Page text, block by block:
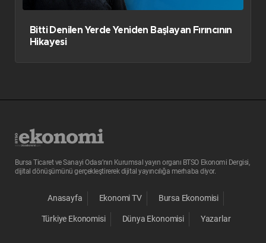
Bitti Denilen Yerde Yeniden Başlayan Fırıncının
Hikayesi
Bursa Ticaret ve Sanayi Odası’nın Kurumsal yayın organı BTSO Ekonomi Dergisi,
dijital dönüşümünü gerçekleştirerek dijital yayıncılığa merhaba diyor.
Anasayfa Ekonomi TV Bursa Ekonomisi
Türkiye Ekonomisi Dünya Ekonomisi Yazarlar